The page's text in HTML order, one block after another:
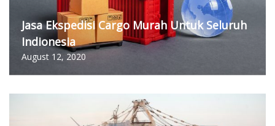
Jasa Ekspedisi Cargo Murah Untuk Seluruh
Indionesia
August 12, 2020